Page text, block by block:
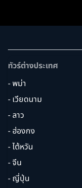
ทัวร์ต่างประเทศ
- พม่า
- เวียดนาม
- ลาว
- ฮ่องกง
- ไต้หวัน
- จีน
- ญี่ปุ่น